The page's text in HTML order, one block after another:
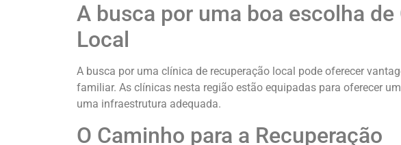
A busca por uma boa escolha
Local
A busca por uma clínica de recuperação local pode oferecer
familiar. As clínicas nesta região estão equipadas para oferecer
uma infraestrutura adequada.
O Caminho para a Recuperação